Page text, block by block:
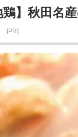
鶏】秋田名
[PR]